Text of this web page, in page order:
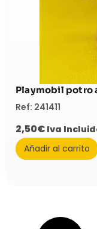
Playmobil potro
Ref: 241411
2,50€ Iva
Añadir al carrito